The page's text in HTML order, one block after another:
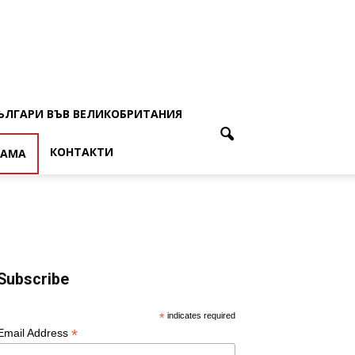
ВЪВ ВЕЛИКОБРИТАНИЯ
КОНТАКТИ
* indicates required
Address *